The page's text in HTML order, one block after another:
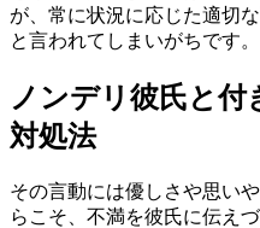
が、常に状況に応じた適切
と言われてしまいがちです。
ノンデリ彼氏と
対処法
その言動には優しさや思い
らこそ、不満を彼氏に伝え